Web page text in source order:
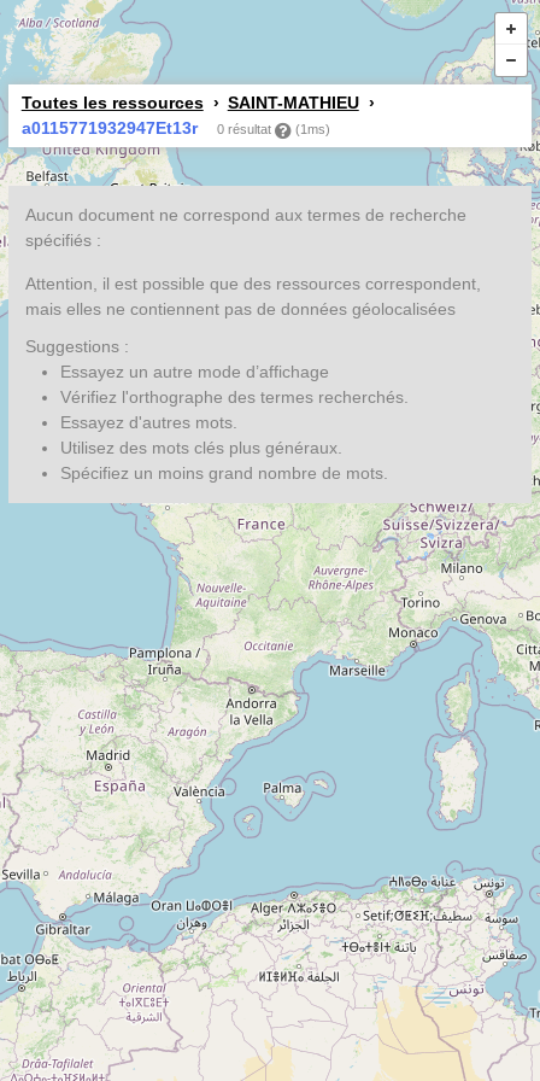
Toutes les ressources
SAINT-MATHIEU
a0115771932947Et13r
0 résultat (1ms)
Aucun document ne correspond aux termes de recherche
spécifiés :
Attention, il est possible que des ressources correspondent,
mais elles ne contiennent pas de données géolocalisées
Suggestions :
Essayez un autre mode d’affichage
Vérifiez l'orthographe des termes recherchés.
Essayez d'autres mots.
Utilisez des mots clés plus généraux.
Spécifiez un moins grand nombre de mots.